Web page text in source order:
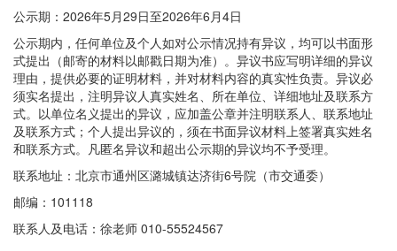
公示期：2026年5月29日至2026年6月4日
公示期内，任何单位及个人如对公示情况持有异议，均可以书面形
式提出（邮寄的材料以邮戳日期为准）。异议书应写明详细的异议
理由，提供必要的证明材料，并对材料内容的真实性负责。异议必
须实名提出，注明异议人真实姓名、所在单位、详细地址及联系方
式。以单位名义提出的异议，应加盖公章并注明联系人、联系地址
及联系方式；个人提出异议的，须在书面异议材料上签署真实姓名
和联系方式。凡匿名异议和超出公示期的异议均不予受理。
联系地址：北京市通州区潞城镇达济街6号院（市交通委）
邮编：101118
联系人及电话：徐老师 010-55524567